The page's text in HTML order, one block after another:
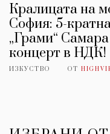
Кралицата на
София: 5-
„Грами“
концерт в НДК!
ИЗКУСТВО ОТ